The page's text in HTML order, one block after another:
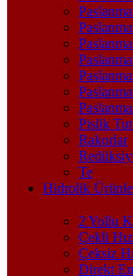
Pislik
Rakorlar
Te
Hidrolik
2 Yollu
Çekli
Çeksiz
Direkt